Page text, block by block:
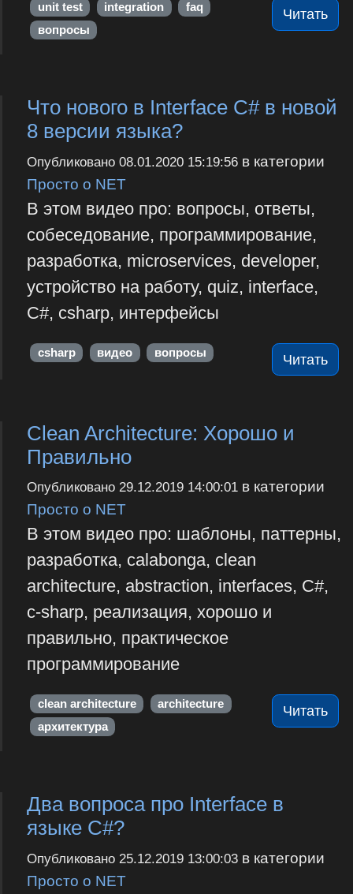
Читать
unit test integration
faq
вопросы
Что нового в Interface C# в новой
8 версии языка?
Опубликовано 08.01.2020 15:19:56в категории
Просто о NET
В этом видео про: вопросы, ответы,
собеседование, программирование,
разработка, microservices, developer,
устройство на работу, quiz, interface,
C#, csharp, интерфейсы
Читать
csharp видео вопросы
Clean Architecture: Хорошо и
Правильно
Опубликовано 29.12.2019 14:00:01в категории
Просто о NET
В этом видео про: шаблоны, паттерны,
разработка, calabonga, clean
architecture, abstraction, interfaces, C#,
c-sharp, реализация, хорошо и
правильно, практическое
программирование
Читать
clean architecture
architecture
архитектура
Два вопроса про Interface в
языке C#?
Опубликовано 25.12.2019 13:00:03в категории
Просто о NET